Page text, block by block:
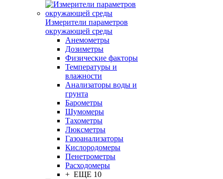
Измерители параметров
окружающей среды
Анемометры
Дозиметры
Физические факторы
Температуры и
влажности
Анализаторы воды и
грунта
Барометры
Шумомеры
Тахометры
Люксметры
Газоанализаторы
Кислородомеры
Пенетрометры
Расходомеры
+ ЕЩЕ 10